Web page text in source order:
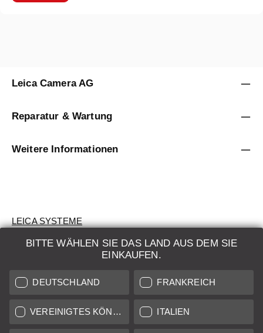
BITTE WÄHLEN SIE DAS LAND AUS DEM SIE
EINKAUFEN.
DEUTSCHLAND FRANKREICH
VEREINIGTES KÖNIGREICH ITALIEN
Leica Camera AG
Reparatur & Wartung
Weitere Informationen
LEICA SYSTEME
BEWERTUNG
AUKTION
BRAND NEW